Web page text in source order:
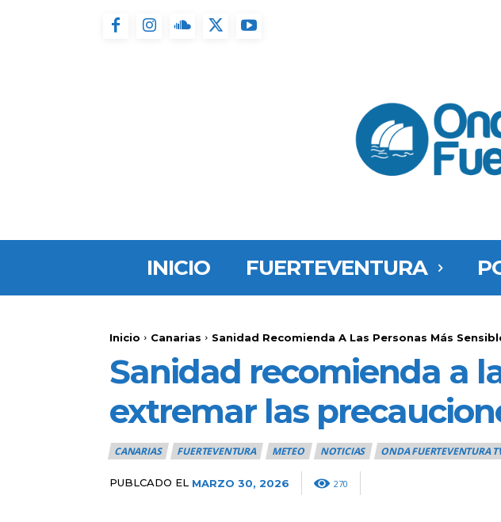
INICIO FUERTEVENTURA
Inicio Canarias Sanidad Recomienda A Las Personas Más
Sanidad recomienda a
extremar las
CANARIAS FUERTEVENTURA METEO NOTICIAS ONDA FUERTEVENTURA
PUBLCADO EL MARZO 30, 2026 270